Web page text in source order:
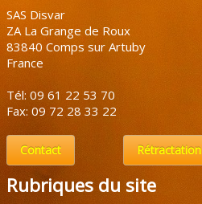
SAS Disvar
ZA La Grange de Roux
83840 Comps sur Artuby
France
Tél: 09 61 22 53 70
Fax: 09 72 28 33 22
Contact Rétractation
Rubriques du site